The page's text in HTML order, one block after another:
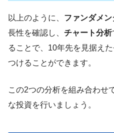
以上のように、 ファンダメ
長性を確認し、 チャート分析
ることで、10年先を見据え
つけることができます。
この2つの分析を組み合わせ
な投資を行いましょう。